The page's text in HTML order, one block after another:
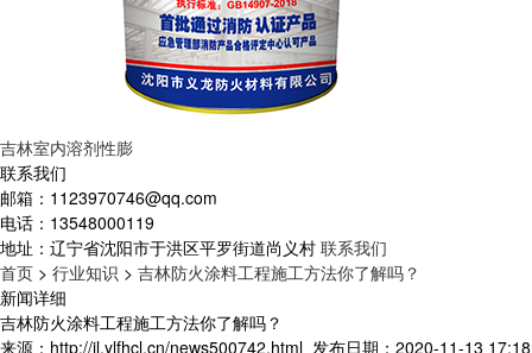
吉林室内溶剂性膨
联系我们
邮箱： 1123970746@qq.com
电话： 13548000119
地址： 辽宁省沈阳市于洪区平罗街道尚义村 联系我们
首页 > 行业知识 > 吉林防火涂料工程施工方法你了解吗？
新闻详细
吉林防火涂料工程施工方法你了解吗？
来源：http://jl.ylfhcl.cn/news500742.html 发布日期：2020-11-13